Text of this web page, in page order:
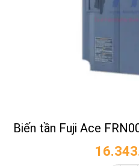
Biến tần Fuji Ace